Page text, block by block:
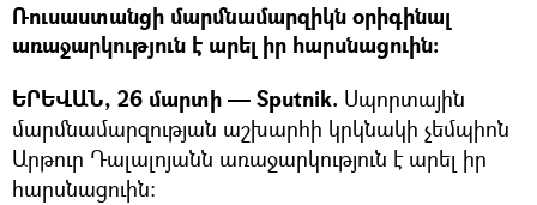
Ռուսաստանցի մարմնամարզիկն օրիգինալ
առաջարկություն է արել իր հարսնացուին։
ԵՐԵՎԱՆ, 26 մարտի — Sputnik. Սպորտային
մարմնամարզության աշխարհի կրկնակի չեմպիոն
Արթուր Դալալոյանն առաջարկություն է արել իր
հարսնացուին։